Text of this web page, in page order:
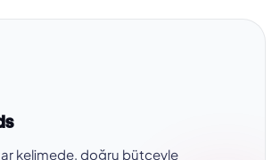
kelimede, doğru bütçeyle